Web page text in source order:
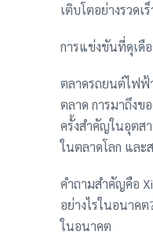
เติบโตอย่างรวดเร็
การแข่งขันที่ดุเดื
ตลาดรถยนต์ไฟฟ้
ตลาด การมาถึง
ครั้งสำคัญในอุตส
ในตลาดโลก และ
คำถามสำคัญคือ
อย่างไรในอนาค
ในอนาคต